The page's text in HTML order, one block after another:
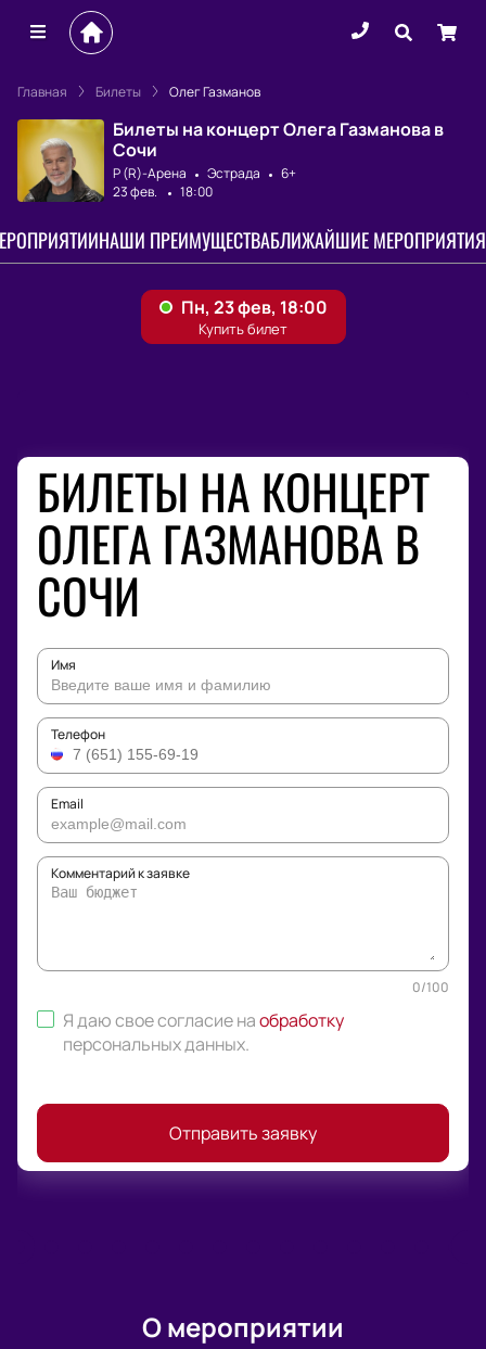
Главная Билеты Олег Газманов
Билеты на концерт Олега Газманова в
Сочи
Р (R)-Арена Эстрада
6+
23 фев.
18:00
НАШИ ПРЕИМУЩЕСТВАБЛИЖАЙШИЕ МЕРОПРИЯТИЯ
БИЛЕТЫ НА КОНЦЕРТ
ОЛЕГА ГАЗМАНОВА В
СОЧИ
Имя
Телефон
Email
Комментарий к заявке
0/100
Я даю свое согласие наобработку
персональных данных.
Отправить заявку
О мероприятии